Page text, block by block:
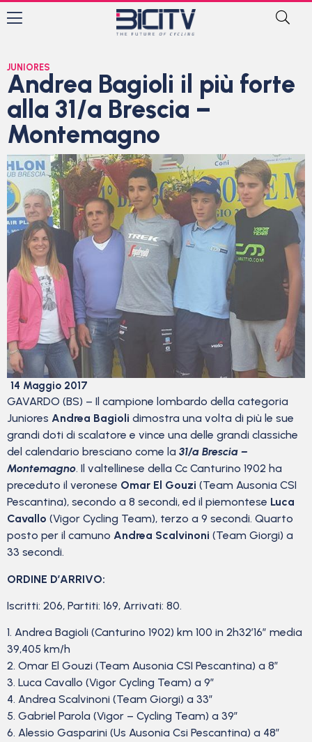
JUNIORES
Andrea Bagioli il più forte
alla 31/a Brescia –
Montemagno
14 Maggio 2017
GAVARDO (BS) – Il campione lombardo della categoria
Juniores Andrea Bagioli dimostra una volta di più le sue
grandi doti di scalatore e vince una delle grandi classiche
del calendario bresciano come la 31/a Brescia –
Montemagno. Il valtellinese della Cc Canturino 1902 ha
preceduto il veronese Omar El Gouzi (Team Ausonia CSI
Pescantina), secondo a 8 secondi, ed il piemontese Luca
Cavallo (Vigor Cycling Team), terzo a 9 secondi. Quarto
posto per il camuno Andrea Scalvinoni (Team Giorgi) a
33 secondi.
ORDINE D’ARRIVO:
Iscritti: 206, Partiti: 169, Arrivati: 80.
1. Andrea Bagioli (Canturino 1902) km 100 in 2h32’16” media
39,405 km/h
2. Omar El Gouzi (Team Ausonia CSI Pescantina) a 8″
3. Luca Cavallo (Vigor Cycling Team) a 9″
4. Andrea Scalvinoni (Team Giorgi) a 33″
5. Gabriel Parola (Vigor – Cycling Team) a 39″
6. Alessio Gasparini (Us Ausonia Csi Pescantina) a 48″